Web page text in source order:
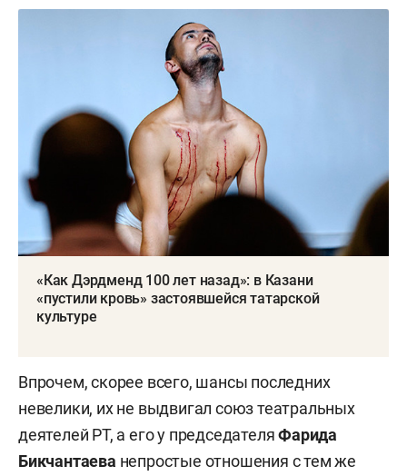
переводчик —Гузеля Амуровна Ахметгараева);
Альметьевский татарский государственный
драматический театр— за спектакль «Кибет»
(«Магазин») (актрисы —Мадина Гайнуллина
Диляра Ибатуллина
, драматург —
Жанайдаров
, режиссер —Эдуард Шахов
10)объединение «Алиф»: спектакли «Әллүки»,
«Дәрдемәнд», «ОТУКАН», Hava, Sak-Sok, «Алиф»
(режиссер —Туфан Имамутдинов, актер,
хореограф —Нурбек Батулла, композитор —
Эльмир Низамов
Изобразительное искусство:
11)Анатолий Николаевич Егоров:
цикл гобеленов «Над Казанью луна»;
«Как Дэрдменд 100 лет назад»: в Казани
«пустили кровь» застоявшейся татарской
культуре
Впрочем, скорее всего, шансы последних
невелики, их не выдвигал союз театральных
деятелей РТ, а его у председателяФарида
Бикчантаева непростые отношения с тем же